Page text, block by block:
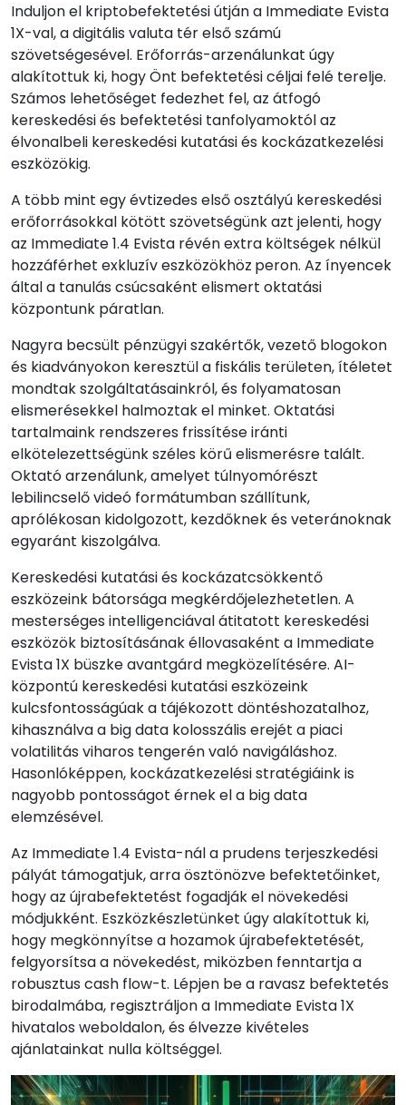
Induljon el kriptobefektetési útján a Immediate Evista
1X-val, a digitális valuta tér első számú
szövetségesével. Erőforrás-arzenálunkat úgy
alakítottuk ki, hogy Önt befektetési céljai felé terelje.
Számos lehetőséget fedezhet fel, az átfogó
kereskedési és befektetési tanfolyamoktól az
élvonalbeli kereskedési kutatási és kockázatkezelési
eszközökig.
A több mint egy évtizedes első osztályú kereskedési
erőforrásokkal kötött szövetségünk azt jelenti, hogy
az Immediate 1.4 Evista révén extra költségek nélkül
hozzáférhet exkluzív eszközökhöz peron. Az ínyencek
által a tanulás csúcsaként elismert oktatási
központunk páratlan.
Nagyra becsült pénzügyi szakértők, vezető blogokon
és kiadványokon keresztül a fiskális területen, ítéletet
mondtak szolgáltatásainkról, és folyamatosan
elismerésekkel halmoztak el minket. Oktatási
tartalmaink rendszeres frissítése iránti
elkötelezettségünk széles körű elismerésre talált.
Oktató arzenálunk, amelyet túlnyomórészt
lebilincselő videó formátumban szállítunk,
aprólékosan kidolgozott, kezdőknek és veteránoknak
egyaránt kiszolgálva.
Kereskedési kutatási és kockázatcsökkentő
eszközeink bátorsága megkérdőjelezhetetlen. A
mesterséges intelligenciával átitatott kereskedési
eszközök biztosításának éllovasaként a Immediate
Evista 1X büszke avantgárd megközelítésére. AI-
központú kereskedési kutatási eszközeink
kulcsfontosságúak a tájékozott döntéshozatalhoz,
kihasználva a big data kolosszális erejét a piaci
volatilitás viharos tengerén való navigáláshoz.
Hasonlóképpen, kockázatkezelési stratégiáink is
nagyobb pontosságot érnek el a big data
elemzésével.
Az Immediate 1.4 Evista-nál a prudens terjeszkedési
pályát támogatjuk, arra ösztönözve befektetőinket,
hogy az újrabefektetést fogadják el növekedési
módjukként. Eszközkészletünket úgy alakítottuk ki,
hogy megkönnyítse a hozamok újrabefektetését,
felgyorsítsa a növekedést, miközben fenntartja a
robusztus cash flow-t. Lépjen be a ravasz befektetés
birodalmába, regisztráljon a Immediate Evista 1X
hivatalos weboldalon, és élvezze kivételes
ajánlatainkat nulla költséggel.